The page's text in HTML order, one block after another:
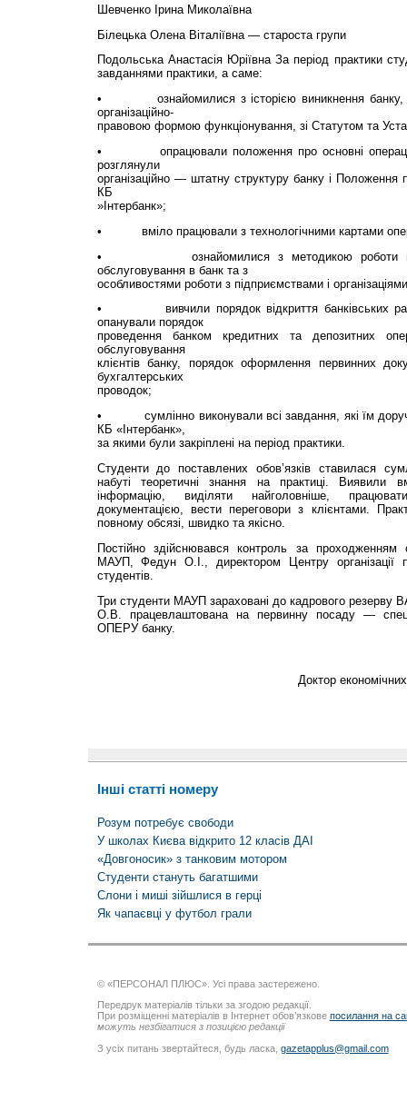
Шевченко Ірина Миколаївна
Білецька Олена Віталіївна — староста групи
Подольська Анастасія Юріївна За період практики
завданнями практики, а саме:
• ознайомилися з історією виникнення банку,
організаційно-
правовою формою функціонування, зі Статутом та
• опрацювали положення про основні операції
розглянули
організаційно — штатну структуру банку і Положення
КБ
»Інтербанк»;
• вміло працювали з технологічними картами
• ознайомилися з методикою роботи щодо
обслуговування в банк та з
особливостями роботи з підприємствами і
• вивчили порядок відкриття банківських
опанували порядок
проведення банком кредитних та депозитних
обслуговування
клієнтів банку, порядок оформлення первинних
бухгалтерських
проводок;
• сумлінно виконували всі завдання, які їм
КБ «Інтербанк»,
за якими були закріплені на період практики.
Студенти до поставлених обов’язків ставилася
набуті теоретичні знання на практиці. Виявили
інформацію, виділяти найголовніше,
документацією, вести переговори з клієнтами.
повному обсязі, швидко та якісно.
Постійно здійснювався контроль за
МАУП, Федун О.І., директором Центру організації
студентів.
Три студенти МАУП зараховані до кадрового резерву
О.В. працевлаштована на первинну посаду —
ОПЕРУ банку.
Доктор
Інші статті номеру
Розум потребує свободи
У школах Києва відкрито 12 класів ДАІ
«Довгоносик» з танковим мотором
Студенти стануть багатшими
Слони і миші зійшлися в герці
Як чапаєвці у футбол грали
© «ПЕРСОНАЛ ПЛЮС». Усі права застережено.
Передрук матеріалів тільки за згодою редакції.
При розміщенні матеріалів в Інтернет обов’язкове посилання на
можуть незбігатися з позицією редакції
З усіх питань звертайтеся, будь ласка, gazetapplus@gmail.com